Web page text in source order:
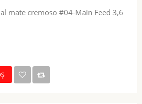
mate cremoso #04-Main Feed 3,6